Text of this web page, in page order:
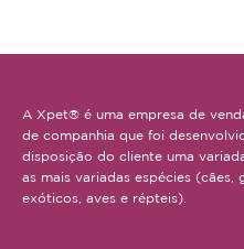
A Xpet® é uma empresa de
de companhia que foi
disposição do cliente uma
as mais variadas espécies (cães,
exóticos, aves e répteis).